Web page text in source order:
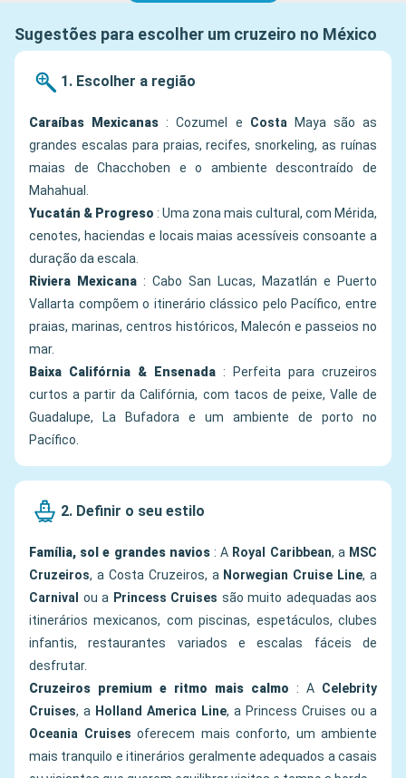
Sugestões para escolher um cruzeiro no México
1. Escolher a região
Caraíbas Mexicanas : Cozumel e CostaMaya são as
grandes escalas para praias, recifes, snorkeling, as ruínas
maias de Chacchoben e o ambiente descontraído de
Mahahual.
Yucatán & Progreso : Uma zona mais cultural, com Mérida,
cenotes, haciendas e locais maias acessíveis consoante a
duração da escala.
Riviera Mexicana : Cabo San Lucas, Mazatlán e Puerto
Vallarta compõem o itinerário clássico pelo Pacífico, entre
praias, marinas, centros históricos, Malecón e passeios no
mar.
Baixa Califórnia & Ensenada : Perfeita para cruzeiros
curtos a partir da Califórnia, com tacos de peixe, Valle de
Guadalupe, La Bufadora e um ambiente de porto no
Pacífico.
2. Definir o seu estilo
Família, sol e grandes navios: A Royal Caribbean, a MSC
Cruzeiros, a Costa Cruzeiros, a Norwegian Cruise Line, a
Carnival ou a Princess Cruises são muito adequadas aos
itinerários mexicanos, com piscinas, espetáculos, clubes
infantis, restaurantes variados e escalas fáceis de
desfrutar.
Cruzeiros premium e ritmo mais calmo : A Celebrity
Cruises, a Holland America Line, a Princess Cruises ou a
Oceania Cruises oferecem mais conforto, um ambiente
mais tranquilo e itinerários geralmente adequados a casais